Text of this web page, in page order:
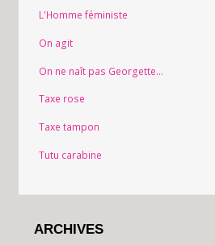
L'Homme féministe
On agit
On ne naît pas Georgette…
Taxe rose
Taxe tampon
Tutu carabine
ARCHIVES